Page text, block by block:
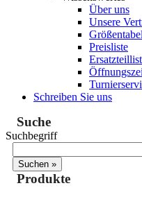
Über uns
Unsere
Preisliste
Schreiben Sie uns
Suche
Suchbegriff
Produkte